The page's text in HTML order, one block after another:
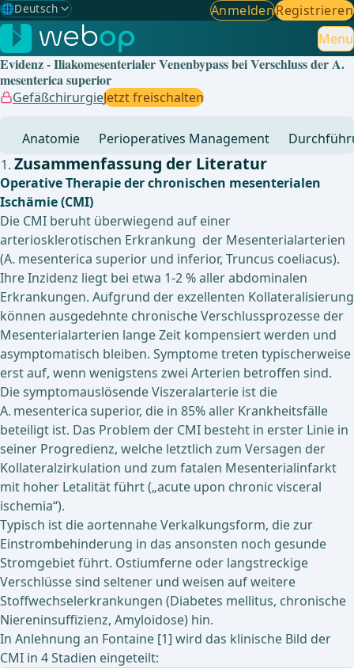
🌐Deutsch
Gewählte Sprache: Deutsch
🇩🇪 Deutsch ✓
🇬🇧English
🇪🇸Spanisch
🇧🇷Brasilianisch
AnmeldenRegistrieren
Menu
Evidenz - Iliakomesenterialer Venenbypass bei Verschluss der A.
mesenterica superior
GefäßchirurgieJetzt freischalten
Anatomie Perioperatives Management
Zusammenfassung der Literatur
Operative Therapie der chronischen mesenterialen
Ischämie (CMI)
Die CMI beruht überwiegend auf einer
arteriosklerotischen Erkrankung der Mesenterialarterien
(A. mesenterica superior und inferior, Truncus coeliacus).
Ihre Inzidenz liegt bei etwa 1-2 % aller abdominalen
Erkrankungen. Aufgrund der exzellenten Kollateralisierung
können ausgedehnte chronische Verschlussprozesse der
Mesenterialarterien lange Zeit kompensiert werden und
asymptomatisch bleiben. Symptome treten typischerweise
erst auf, wenn wenigstens zwei Arterien betroffen sind.
Die symptomauslösende Viszeralarterie ist die
A. mesenterica superior, die in 85% aller Krankheitsfälle
beteiligt ist. Das Problem der CMI besteht in erster Linie in
seiner Progredienz, welche letztlich zum Versagen der
Kollateralzirkulation und zum fatalen Mesenterialinfarkt
mit hoher Letalität führt („acute upon chronic visceral
ischemia“).
Typisch ist die aortennahe Verkalkungsform, die zur
Einstrombehinderung in das ansonsten noch gesunde
Stromgebiet führt. Ostiumferne oder langstreckige
Verschlüsse sind seltener und weisen auf weitere
Stoffwechselerkrankungen (Diabetes mellitus, chronische
Niereninsuffizienz, Amyloidose) hin.
In Anlehnung an Fontaine [1] wird das klinische Bild der
CMI in 4 Stadien eingeteilt: